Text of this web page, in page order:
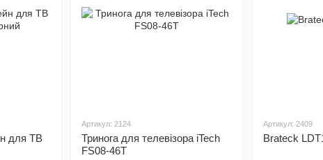
для ТВ
Артикул: 2124
Тринога для телевізора iTech
FS08-46T
Артикул: 2409
Brateck